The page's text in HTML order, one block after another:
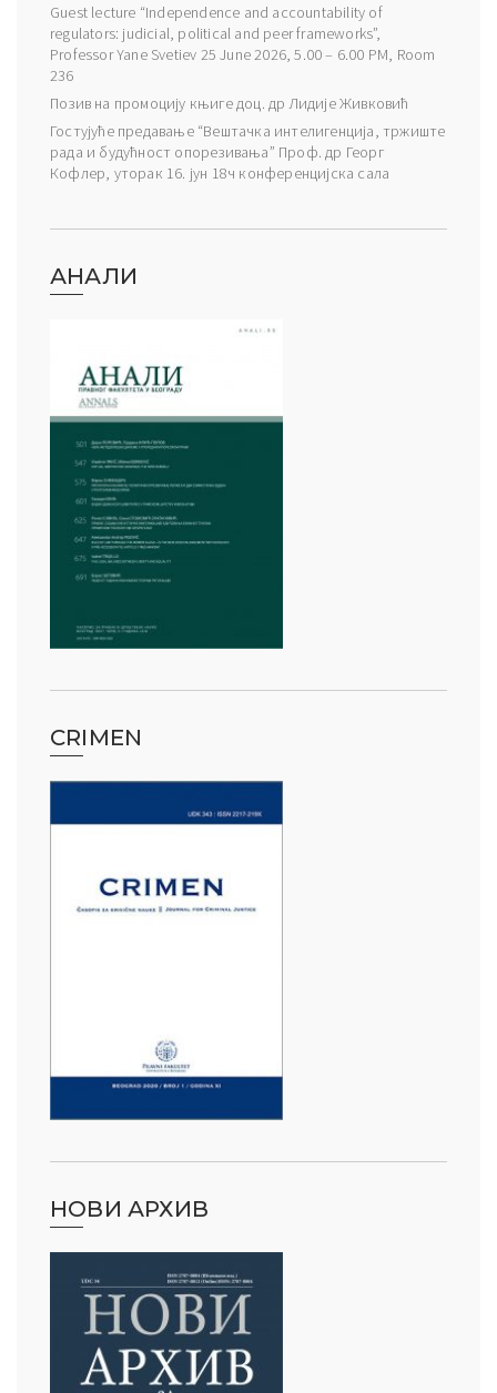
Guest lecture “Independence and accountability of
regulators: judicial, political and peer frameworks”,
Professor Yane Svetiev 25 June 2026, 5.00 – 6.00 PM, Room
236
Позив на промоцију књиге доц. др Лидије Живковић
Гостујуће предавање “Вештачка интелигенција, тржиште
рада и будућност опорезивања” Проф. др Георг
Кофлер, уторак 16. јун 18ч конференцијска сала
АНАЛИ
CRIMEN
НОВИ АРХИВ